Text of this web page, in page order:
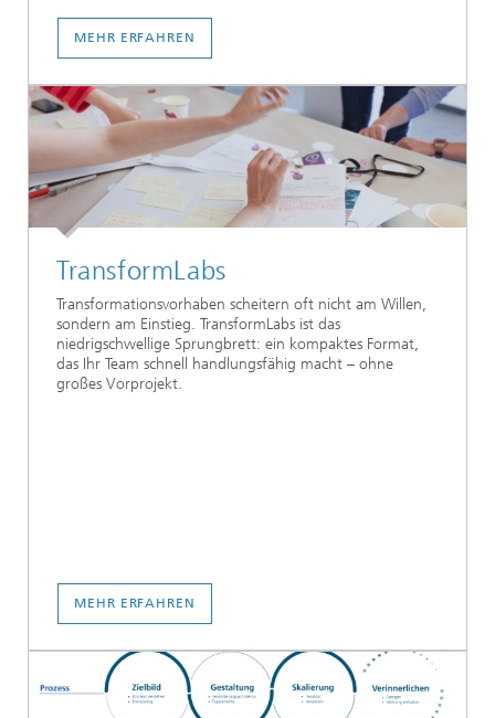
MEHR ERFAHREN
TransformLabs
Transformationsvorhaben scheitern oft nicht am Willen,
sondern am Einstieg. TransformLabs ist das
niedrigschwellige Sprungbrett: ein kompaktes Format,
das Ihr Team schnell handlungsfähig macht – ohne
großes Vorprojekt.
MEHR ERFAHREN